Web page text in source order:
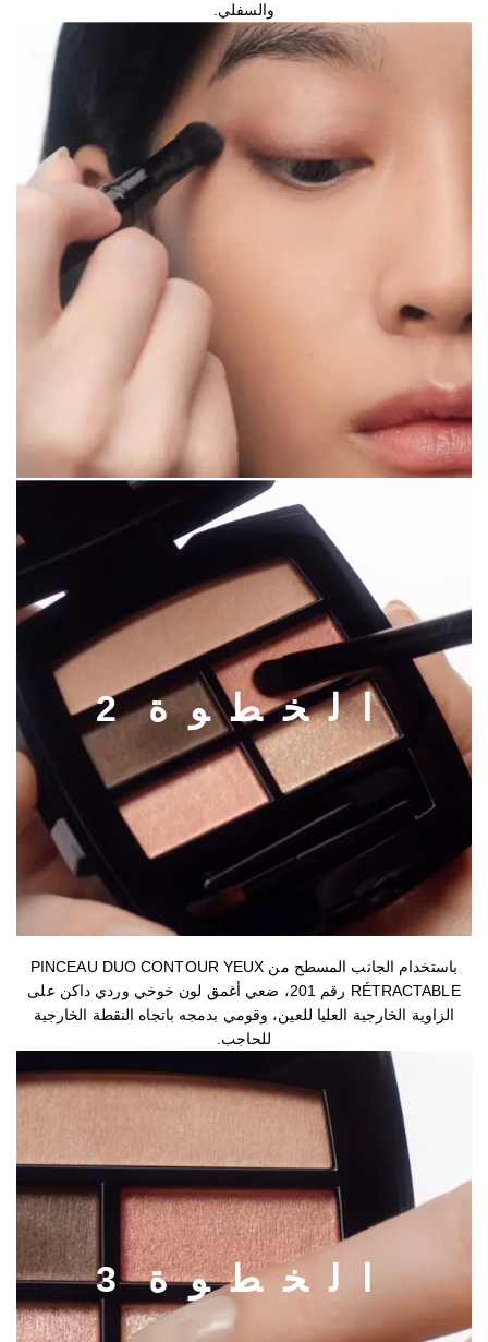
والسفلي.
الخطو ة 2
باستخدام الجانب المسطح من PINCEAU DUO CONTOUR YEUX
RÉTRACTABLE رقم 201، ضعي أغمق لون خوخي وردي داكن على
الزاوية الخارجية العليا للعين، وقومي بدمجه باتجاه النقطة الخارجية
للحاجب.
ا لخطوة 3